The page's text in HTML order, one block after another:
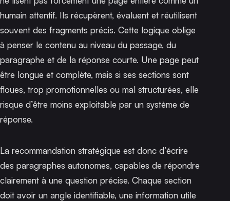
humain attentif. Ils récupèrent, évaluent et réutilisent
souvent des fragments précis. Cette logique oblige
à penser le contenu au niveau du passage, du
paragraphe et de la réponse courte. Une page peut
être longue et complète, mais si ses sections sont
floues, trop promotionnelles ou mal structurées, elle
risque d’être moins exploitable par un système de
réponse.
La recommandation stratégique est donc d’écrire
des paragraphes autonomes, capables de répondre
clairement à une question précise. Chaque section
doit avoir un angle identifiable, une information utile